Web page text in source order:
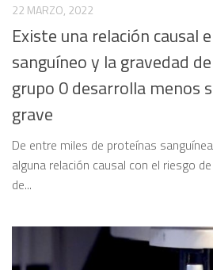
22 MARZO, 2022
Existe una relación causal
sanguíneo y la gravedad
grupo 0 desarrolla menos
grave
De entre miles de proteínas
alguna relación causal con el riesgo
de...